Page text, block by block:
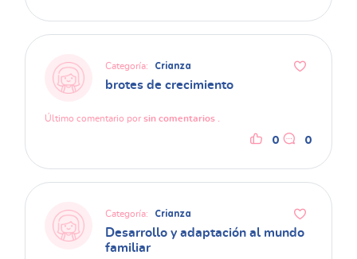
Categoría: Crianza
brotes de crecimiento
Último comentario por sin comentarios .
0 0
Categoría: Crianza
Desarrollo y adaptación al mundo
familiar